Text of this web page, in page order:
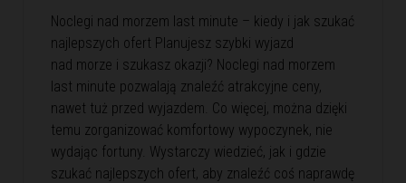
Noclegi nad morzem last minute – kiedy i jak szukać
najlepszych ofert Planujesz szybki wyjazd
nad morze i szukasz okazji? Noclegi nad morzem
last minute pozwalają znaleźć atrakcyjne ceny,
nawet tuż przed wyjazdem. Co więcej, można dzięki
temu zorganizować komfortowy wypoczynek, nie
wydając fortuny. Wystarczy wiedzieć, jak i gdzie
szukać najlepszych ofert, aby znaleźć coś naprawdę